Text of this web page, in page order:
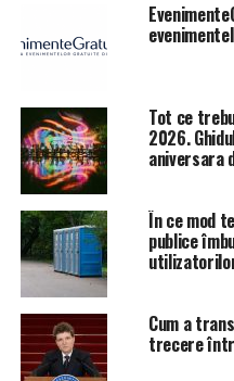
Tulcea, Călin Dobra –
sector 1, Rodica Nassar –
Nasra -PSD Cluj, Marian
ARTICOLE PE ACEIASI TEMA:
EXCLUSIV! Se anunță un
MILIARDE de lei! Ce ordin
urma probleme mari
BacauAZI
NU RATATI
Lovitură dură pentru
clienţilor | BacauAZI
Tot ce
2026.
aniversara
În ce mod
publice
Cum a
trecere